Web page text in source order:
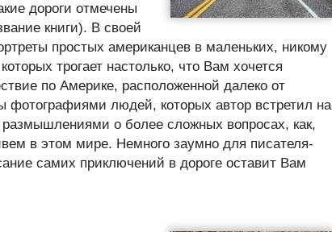
дороги отмечены
книги). В своей
простых американцев в маленьких, никому
трогает настолько, что Вам хочется
по Америке, расположенной далеко от
фотографиями людей, которых автор встретил на
о более сложных вопросах, как,
в этом мире. Немного заумно для писателя-
самих приключений в дороге оставит Вам